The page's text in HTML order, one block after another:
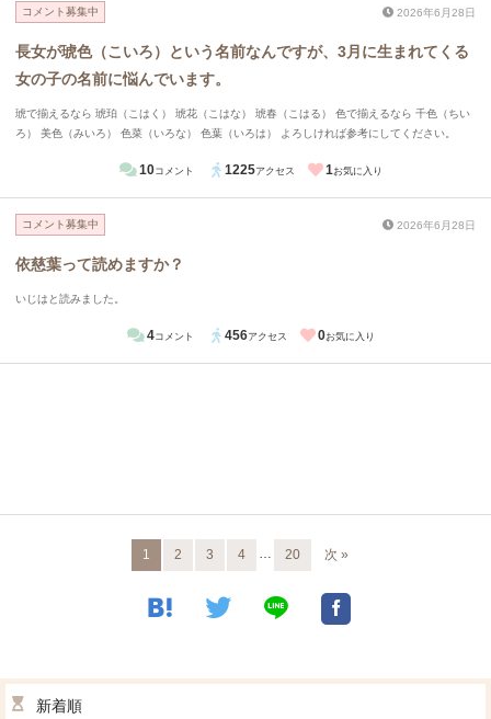
コメント募集中 2026年6月28日
長女が琥色（こいろ）という名前なんですが、3月に生まれてくる
女の子の名前に悩んでいます。
琥で揃えるなら 琥珀（こはく） 琥花（こはな） 琥春（こはる） 色で揃えるなら 千色（ちい
ろ） 美色（みいろ） 色菜（いろな） 色葉（いろは） よろしければ参考にしてください。
10コメント 1225アクセス 1お気に入り
コメント募集中 2026年6月28日
依慈葉って読めますか？
いじはと読みました。
4コメント 456アクセス 0お気に入り
1 2 3 4 … 20 次 »
新着順